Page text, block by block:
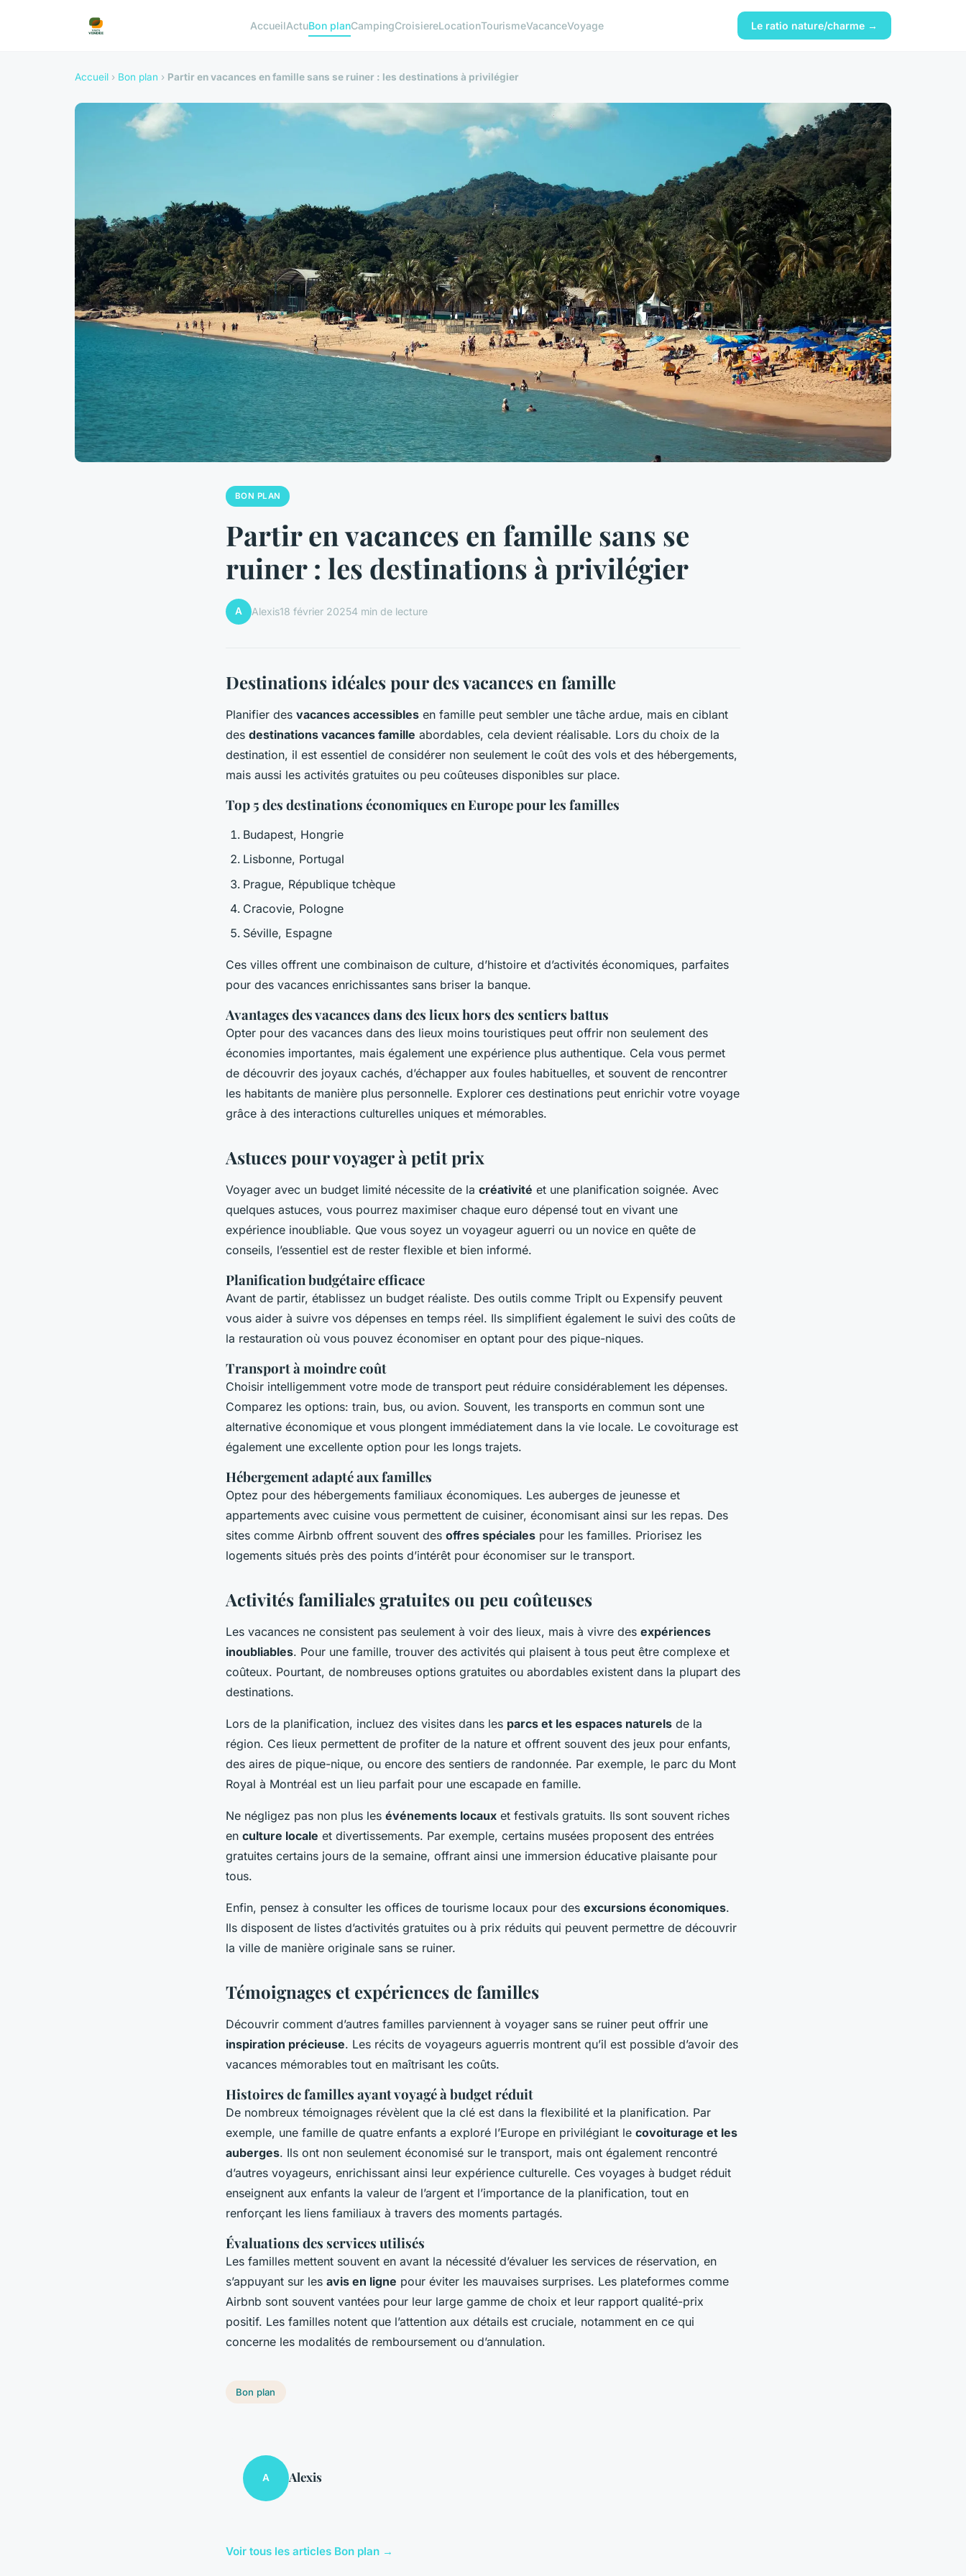
AccueilActuBon planCampingCroisiereLocationTourismeVacanceVoyage Le ratio nature/charme →
Accueil › Bon plan › Partir en vacances en famille sans se ruiner : les destinations à privilégier
BON PLAN
Partir en vacances en famille sans se
ruiner : les destinations à privilégier
A Alexis18 février 20254 min de lecture
Destinations idéales pour des vacances en famille
Planifier des vacances accessibles en famille peut sembler une tâche ardue, mais en ciblant
des destinations vacances famille abordables, cela devient réalisable. Lors du choix de la
destination, il est essentiel de considérer non seulement le coût des vols et des hébergements,
mais aussi les activités gratuites ou peu coûteuses disponibles sur place.
Top 5 des destinations économiques en Europe pour les familles
Budapest, Hongrie
Lisbonne, Portugal
Prague, République tchèque
Cracovie, Pologne
Séville, Espagne
Ces villes offrent une combinaison de culture, d’histoire et d’activités économiques, parfaites
pour des vacances enrichissantes sans briser la banque.
Avantages des vacances dans des lieux hors des sentiers battus
Opter pour des vacances dans des lieux moins touristiques peut offrir non seulement des
économies importantes, mais également une expérience plus authentique. Cela vous permet
de découvrir des joyaux cachés, d’échapper aux foules habituelles, et souvent de rencontrer
les habitants de manière plus personnelle. Explorer ces destinations peut enrichir votre voyage
grâce à des interactions culturelles uniques et mémorables.
Astuces pour voyager à petit prix
Voyager avec un budget limité nécessite de la créativité et une planification soignée. Avec
quelques astuces, vous pourrez maximiser chaque euro dépensé tout en vivant une
expérience inoubliable. Que vous soyez un voyageur aguerri ou un novice en quête de
conseils, l’essentiel est de rester flexible et bien informé.
Planification budgétaire efficace
Avant de partir, établissez un budget réaliste. Des outils comme TripIt ou Expensify peuvent
vous aider à suivre vos dépenses en temps réel. Ils simplifient également le suivi des coûts de
la restauration où vous pouvez économiser en optant pour des pique-niques.
Transport à moindre coût
Choisir intelligemment votre mode de transport peut réduire considérablement les dépenses.
Comparez les options: train, bus, ou avion. Souvent, les transports en commun sont une
alternative économique et vous plongent immédiatement dans la vie locale. Le covoiturage est
également une excellente option pour les longs trajets.
Hébergement adapté aux familles
Optez pour des hébergements familiaux économiques. Les auberges de jeunesse et
appartements avec cuisine vous permettent de cuisiner, économisant ainsi sur les repas. Des
sites comme Airbnb offrent souvent des offres spéciales pour les familles. Priorisez les
logements situés près des points d’intérêt pour économiser sur le transport.
Activités familiales gratuites ou peu coûteuses
Les vacances ne consistent pas seulement à voir des lieux, mais à vivre des expériences
inoubliables. Pour une famille, trouver des activités qui plaisent à tous peut être complexe et
coûteux. Pourtant, de nombreuses options gratuites ou abordables existent dans la plupart des
destinations.
Lors de la planification, incluez des visites dans les parcs et les espaces naturels de la
région. Ces lieux permettent de profiter de la nature et offrent souvent des jeux pour enfants,
des aires de pique-nique, ou encore des sentiers de randonnée. Par exemple, le parc du Mont
Royal à Montréal est un lieu parfait pour une escapade en famille.
Ne négligez pas non plus les événements locaux et festivals gratuits. Ils sont souvent riches
en culture locale et divertissements. Par exemple, certains musées proposent des entrées
gratuites certains jours de la semaine, offrant ainsi une immersion éducative plaisante pour
tous.
Enfin, pensez à consulter les offices de tourisme locaux pour des excursions économiques.
Ils disposent de listes d’activités gratuites ou à prix réduits qui peuvent permettre de découvrir
la ville de manière originale sans se ruiner.
Témoignages et expériences de familles
Découvrir comment d’autres familles parviennent à voyager sans se ruiner peut offrir une
inspiration précieuse. Les récits de voyageurs aguerris montrent qu’il est possible d’avoir des
vacances mémorables tout en maîtrisant les coûts.
Histoires de familles ayant voyagé à budget réduit
De nombreux témoignages révèlent que la clé est dans la flexibilité et la planification. Par
exemple, une famille de quatre enfants a exploré l’Europe en privilégiant le covoiturage et les
auberges. Ils ont non seulement économisé sur le transport, mais ont également rencontré
d’autres voyageurs, enrichissant ainsi leur expérience culturelle. Ces voyages à budget réduit
enseignent aux enfants la valeur de l’argent et l’importance de la planification, tout en
renforçant les liens familiaux à travers des moments partagés.
Évaluations des services utilisés
Les familles mettent souvent en avant la nécessité d’évaluer les services de réservation, en
s’appuyant sur les avis en ligne pour éviter les mauvaises surprises. Les plateformes comme
Airbnb sont souvent vantées pour leur large gamme de choix et leur rapport qualité-prix
positif. Les familles notent que l’attention aux détails est cruciale, notamment en ce qui
concerne les modalités de remboursement ou d’annulation.
Bon plan
A Alexis
Voir tous les articles Bon plan →